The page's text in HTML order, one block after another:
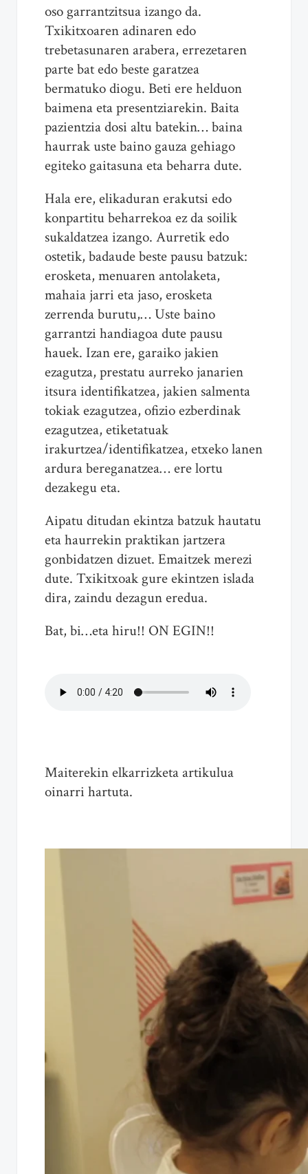
oso garrantzitsua izango da.
Txikitxoaren adinaren edo
trebetasunaren arabera, errezetaren
parte bat edo beste garatzea
bermatuko diogu. Beti ere helduon
baimena eta presentziarekin. Baita
pazientzia dosi altu batekin… baina
haurrak uste baino gauza gehiago
egiteko gaitasuna eta beharra dute.
Hala ere, elikaduran erakutsi edo
konpartitu beharrekoa ez da soilik
sukaldatzea izango. Aurretik edo
ostetik, badaude beste pausu batzuk:
erosketa, menuaren antolaketa,
mahaia jarri eta jaso, erosketa
zerrenda burutu,… Uste baino
garrantzi handiagoa dute pausu
hauek. Izan ere, garaiko jakien
ezagutza, prestatu aurreko janarien
itsura identifikatzea, jakien salmenta
tokiak ezagutzea, ofizio ezberdinak
ezagutzea, etiketatuak
irakurtzea/identifikatzea, etxeko lanen
ardura bereganatzea… ere lortu
dezakegu eta.
Aipatu ditudan ekintza batzuk hautatu
eta haurrekin praktikan jartzera
gonbidatzen dizuet. Emaitzek merezi
dute. Txikitxoak gure ekintzen islada
dira, zaindu dezagun eredua.
Bat, bi…eta hiru!! ON EGIN!!
Maiterekin elkarrizketa artikulua
oinarri hartuta.